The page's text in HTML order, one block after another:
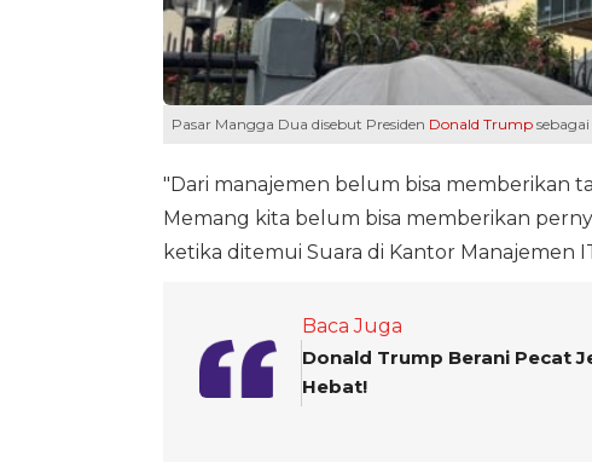
Pasar Mangga Dua disebut Presiden Donald Trumpsebagai
"Dari manajemen belum bisa memberikan
Memang kita belum bisa memberikan
ketika ditemui Suara di Kantor Manajemen
Baca Juga
Donald Trump Berani Pecat
Hebat!